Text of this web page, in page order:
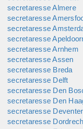
gecorrigeerd
Paperwork Solutions
secretaresse Almere
secretaresse
secretaresse
secretaresse
secretaresse Arnhem
secretaresse Assen
secretaresse Breda
secretaresse Delft
secretaresse Den
secretaresse Den
secretaresse Deventer
secretaresse